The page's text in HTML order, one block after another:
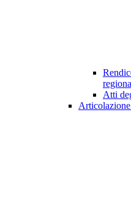
Atti